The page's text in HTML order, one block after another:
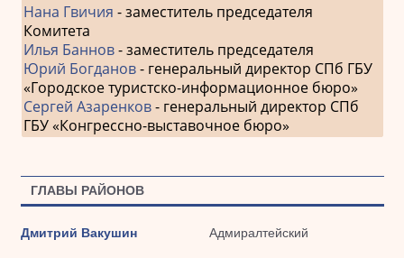
Нана Гвичия - заместитель председателя
Комитета
Илья Баннов- заместитель председателя
Юрий Богданов- генеральный директор СПб ГБУ
«Городское туристско-информационное бюро»
Сергей Азаренков- генеральный директор СПб
ГБУ «Конгрессно-выставочное бюро»
ГЛАВЫ РАЙОНОВ
Дмитрий Вакушин Адмиралтейский